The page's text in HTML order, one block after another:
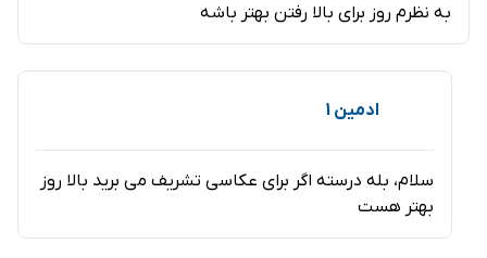
بیشترین تعداد طبقات در جهان
بیشترین طبقات قایل استفاده در جهان
مرتفع ترین رستوران و کلوپ شبانه در جهان
مرتفع ترین و پر سرعت ترین آسانسور در جهان
بلندترین استخر دنیا
بلندترین آتش بازی سال نو
به نظرم روز برای بالا رفتن بهتر باشه
ادمین 1
سلام، بله درسته اگر برای عکاسی تشریف می برید بالا روز
بهتر هست